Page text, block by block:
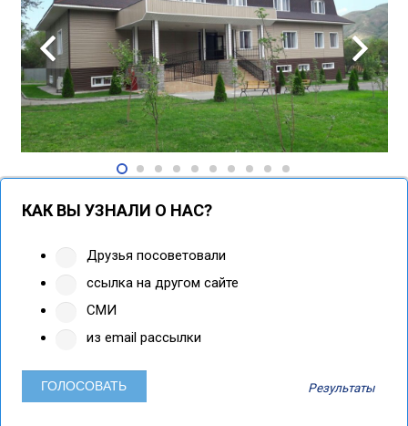
КАК ВЫ УЗНАЛИ О НАС?
Друзья посоветовали
ссылка на другом сайте
СМИ
из email рассылки
Результаты